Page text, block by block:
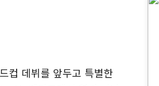
컵 데뷔를 앞두고 특별한